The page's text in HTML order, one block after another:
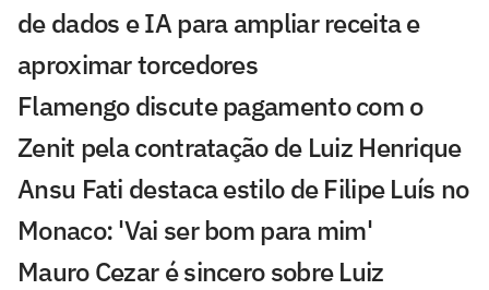
de dados e IA para ampliar receita e
aproximar torcedores
Flamengo discute pagamento com o
Zenit pela contratação de Luiz Henrique
Ansu Fati destaca estilo de Filipe Luís no
Monaco: 'Vai ser bom para mim'
Mauro Cezar é sincero sobre Luiz